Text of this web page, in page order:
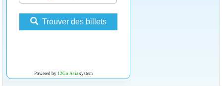
Trouver des billets
Powered by 12Go Asiasystem